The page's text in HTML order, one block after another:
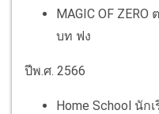
MAGIC OF
บท ฟง
ปีพ.ศ. 2566
Home School นัก